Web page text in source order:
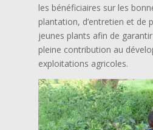
les bénéficiaires sur les
plantation, d’entretien et de
jeunes plants afin de
pleine contribution au
exploitations agricoles.